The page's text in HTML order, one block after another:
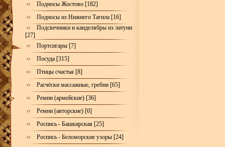
Подносы Жостово [182]
Подносы из Нижнего Тагила [16]
Подсвечники и канделябры из латуни
[27]
Портсигары [7]
Посуда [315]
Птицы счастья [8]
Расчёски массажные, гребни [65]
Ремни (армейские) [36]
Ремни (авторские) [0]
Роспись - Башкирская [25]
Роспись - Беломорские узоры [24]